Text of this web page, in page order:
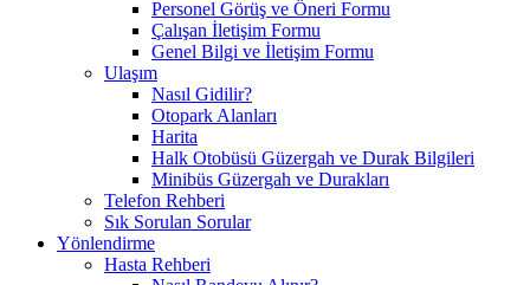
Personel Görüş ve Öneri Formu
Çalışan İletişim Formu
Genel Bilgi ve İletişim Formu
Ulaşım
Nasıl Gidilir?
Otopark Alanları
Harita
Halk Otobüsü Güzergah ve Durak Bilgileri
Minibüs Güzergah ve Durakları
Telefon Rehberi
Sık Sorulan Sorular
Yönlendirme
Hasta Rehberi